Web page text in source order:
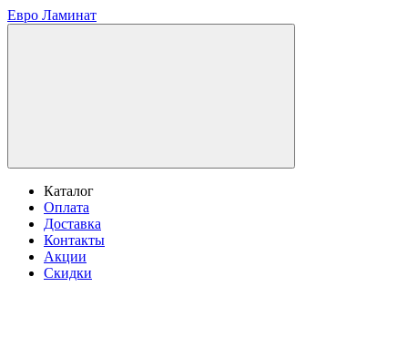
Евро Ламинат
Каталог
Оплата
Доставка
Контакты
Акции
Скидки